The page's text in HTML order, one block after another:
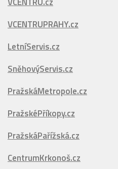
na každém[…]
VÍCE
VCENTRU.cz
VCENTRUPRAHY.cz
LetníServis.cz
SněhovýServis.cz